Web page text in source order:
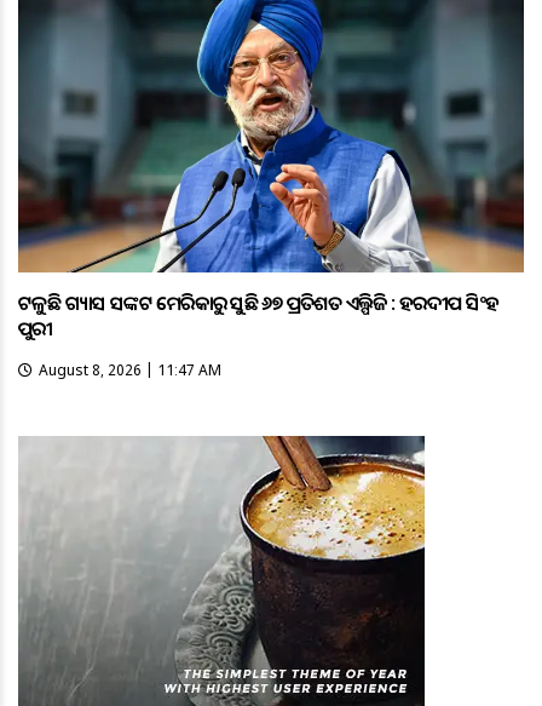
ଟଳୁଛି ଗ୍ୟାସ ସଙ୍କଟ ଆମେରିକାରୁ ଆସୁଛି ୬୭ ପ୍ରତିଶତ ଏଲ୍ପିଜି : ହରଦୀପ ସିଂହ
ପୁରୀ
August 8, 2026 | 11:47 AM